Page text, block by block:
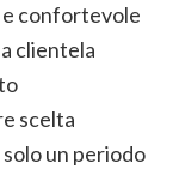
e confortevole
clientela
scelta
un periodo